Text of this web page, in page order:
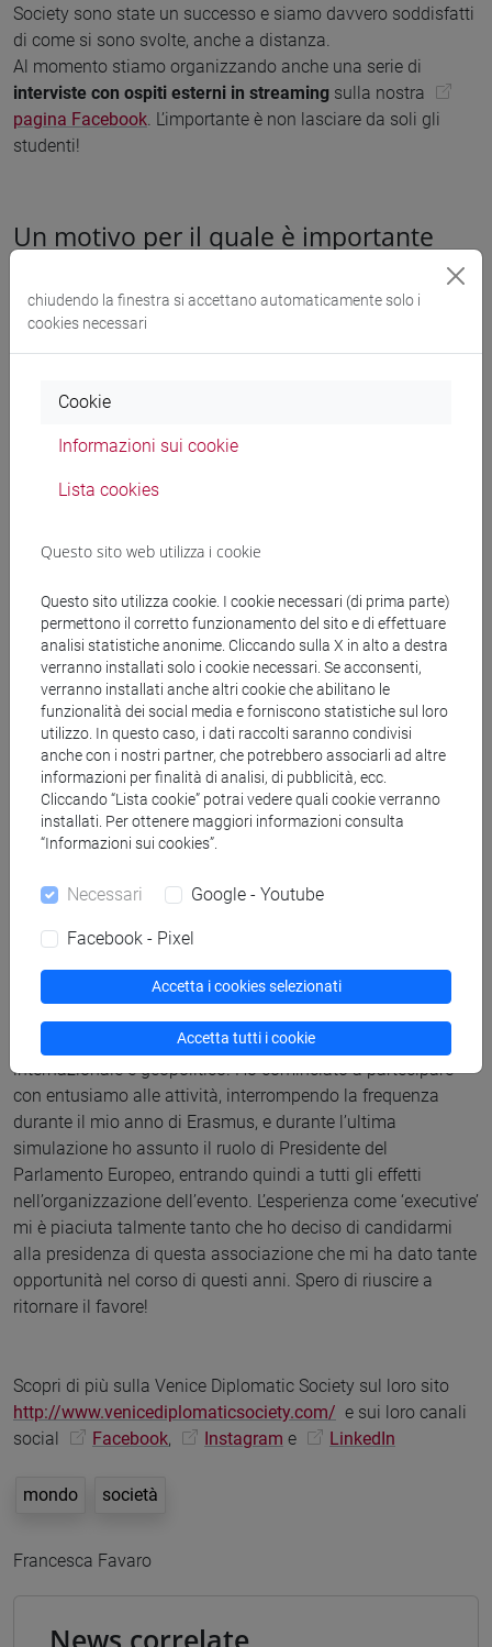
Society sono state un successo e siamo davvero soddisfatti
di come si sono svolte, anche a distanza.
Al momento stiamo organizzando anche una serie di
interviste con ospiti esterni in streaming sulla nostra
pagina Facebook. L’importante è non lasciare da soli gli
studenti!
Un motivo per il quale è importante
universitaria?
Dal mio punto di vista, l’esperienza universitaria è uno dei
come momento formativo, ma anche per entrare in contatto
persone che condividono i propri interessi
con cui confrontarsi.
un’associazione, come quella di veder crescere progetti ai
quali hai preso parte e tante altre soddisfazioni personali.
Qual è il tuo ruolo all’interno
dell’organizzazione e cosa ti ha portata
personalmente ad iscriverti alla Venice
Diplomatic Society?
Come Presidente della VDS ho un ruolo rappresentativo,
affiancata dal mio board, persone fantastiche senza la cui
collaborazione non potrei farcela.
Durante il primo anno al Collegio Internazionale di San
Society che organizzava simulazioni del Parlamento
Economic Studies, sono sempre stata interessata all’ambito
internazionale e geopolitico. Ho cominciato a partecipare
con entusiamo alle attività, interrompendo la frequenza
durante il mio anno di Erasmus, e durante l’ultima
simulazione ho assunto il ruolo di Presidente del
Parlamento Europeo, entrando quindi a tutti gli effetti
nell’organizzazione dell’evento. L’esperienza come ‘executive’
mi è piaciuta talmente tanto che ho deciso di candidarmi
alla presidenza di questa associazione che mi ha dato tante
opportunità nel corso di questi anni. Spero di riuscire a
ritornare il favore!
Scopri di più sulla Venice Diplomatic Society sul loro sito
http://www.venicediplomaticsociety.com/ e sui loro canali
social
Facebook, Instagram e LinkedIn
mondo società
Francesca Favaro
chiudendo la finestra si accettano automaticamente solo i
cookies necessari
Cookie
Informazioni sui cookie
Lista cookies
Questo sito web utilizza i cookie
Questo sito utilizza cookie. I cookie necessari (di prima parte)
permettono il corretto funzionamento del sito e di effettuare
analisi statistiche anonime. Cliccando sulla X in alto a destra
verranno installati solo i cookie necessari. Se acconsenti,
verranno installati anche altri cookie che abilitano le
funzionalità dei social media e forniscono statistiche sul loro
utilizzo. In questo caso, i dati raccolti saranno condivisi
anche con i nostri partner, che potrebbero associarli ad altre
informazioni per finalità di analisi, di pubblicità, ecc.
Cliccando “Lista cookie” potrai vedere quali cookie verranno
installati. Per ottenere maggiori informazioni consulta
“Informazioni sui cookies”.
Necessari Google - Youtube
Facebook - Pixel
Accetta i cookies selezionati
Accetta tutti i cookie